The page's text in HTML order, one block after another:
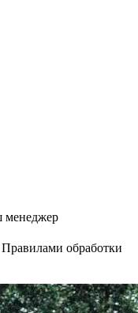
менеджер
обработки